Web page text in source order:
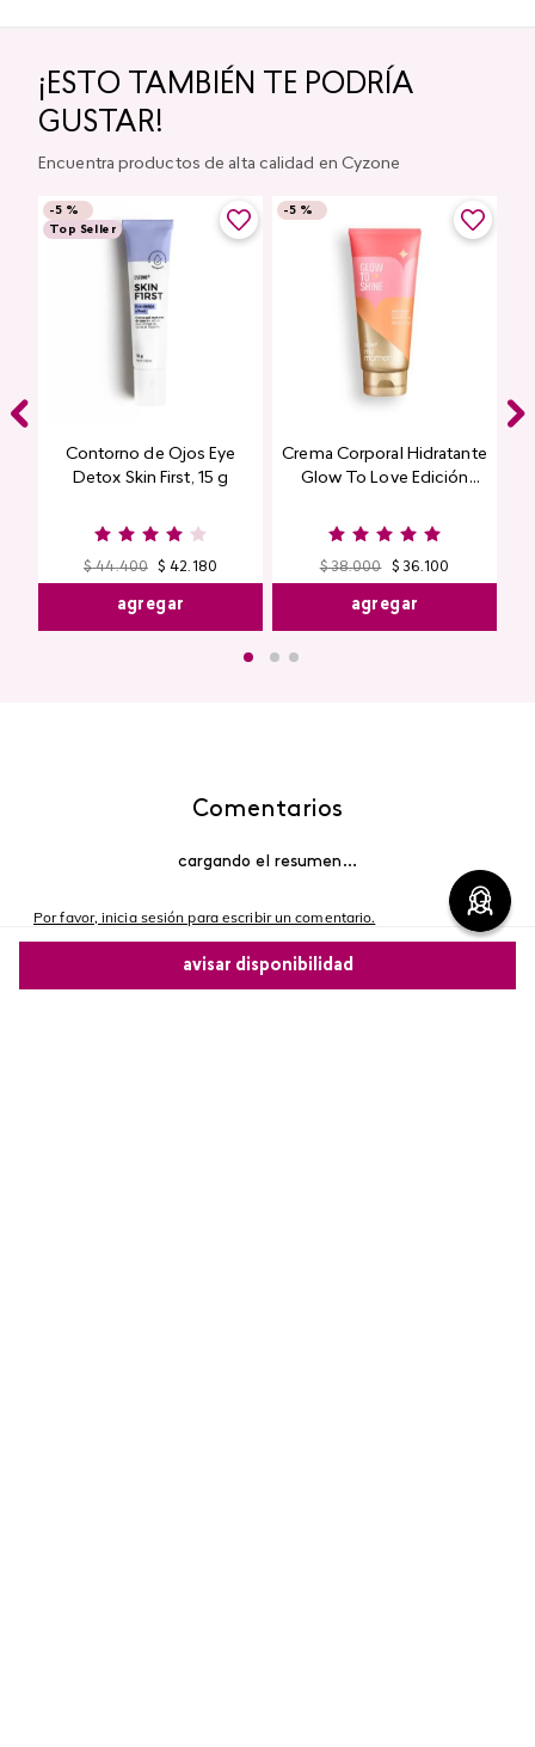
avisar disponibilidad
¡ESTO TAMBIÉN TE PODRÍA
GUSTAR!
Encuentra productos de alta calidad en Cyzone
-5 %
Top Seller
Contorno de Ojos Eye
Detox Skin First, 15 g
$ 44.400 $ 42.180
agregar
-5 %
Crema Corporal Hidratante
Glow To Love Edición
$ 38.000 $ 36.100
agregar
Comentarios
cargando el resumen…
Por favor, inicia sesión para escribir un comentario.